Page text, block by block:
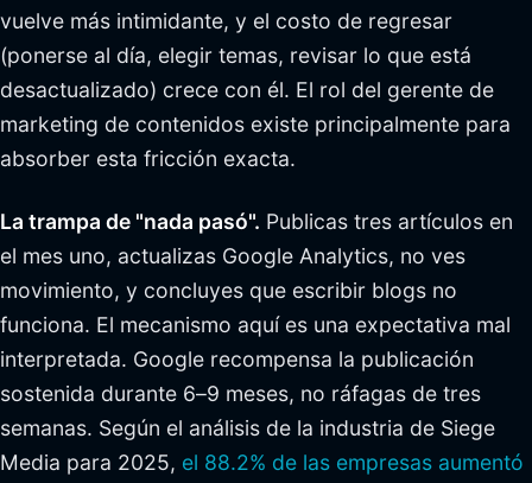
vuelve más intimidante, y el costo de regresar
(ponerse al día, elegir temas, revisar lo que está
desactualizado) crece con él. El rol del gerente de
marketing de contenidos existe principalmente para
absorber esta fricción exacta.
La trampa de "nada pasó". Publicas tres artículos en
el mes uno, actualizas Google Analytics, no ves
movimiento, y concluyes que escribir blogs no
funciona. El mecanismo aquí es una expectativa mal
interpretada. Google recompensa la publicación
sostenida durante 6–9 meses, no ráfagas de tres
semanas. Según el análisis de la industria de Siege
Media para 2025, el 88.2% de las empresas aumentó